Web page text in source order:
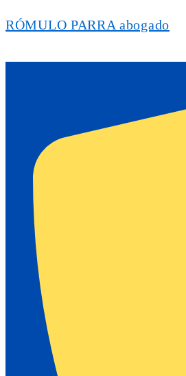
RÓMULO PARRA abogado